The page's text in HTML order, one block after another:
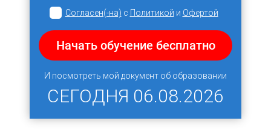
Согласен(-на) с Политикой и Офертой
Начать обучение бесплатно
И посмотреть мой документ об образовании
СЕГОДНЯ 06.08.2026